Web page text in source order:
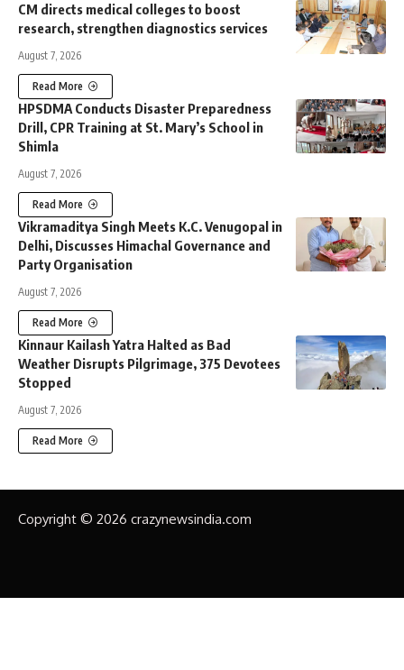
CM directs medical colleges to boost
research, strengthen diagnostics services
August 7, 2026
Read More
HPSDMA Conducts Disaster Preparedness
Drill, CPR Training at St. Mary’s School in
Shimla
August 7, 2026
Read More
Vikramaditya Singh Meets K.C. Venugopal in
Delhi, Discusses Himachal Governance and
Party Organisation
August 7, 2026
Read More
Kinnaur Kailash Yatra Halted as Bad
Weather Disrupts Pilgrimage, 375 Devotees
Stopped
August 7, 2026
Read More
Copyright © 2026 crazynewsindia.com